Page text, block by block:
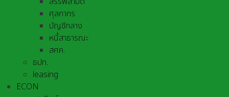
ศุลกากร
บัญชีกลาง
หนี้สาธารณะ
สศค.
ธปท.
leasing
ECON